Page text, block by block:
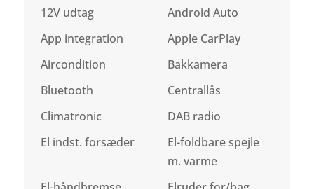
12V udtag
Android Auto
App integration
Apple CarPlay
Aircondition
Bakkamera
Bluetooth
Centrallås
Climatronic
DAB radio
El indst. forsæder
El-foldbare spejle
m. varme